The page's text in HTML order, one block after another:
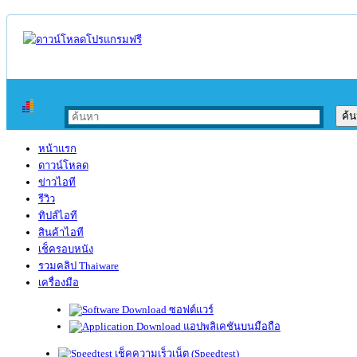
หน้าแรก
ดาวน์โหลด
ข่าวไอที
รีวิว
ทิปส์ไอที
สินค้าไอที
เช็ครอบหนัง
รวมคลิป Thaiware
เครื่องมือ
ซอฟต์แวร์
แอปพลิเคชันบนมือถือ
เช็คความเร็วเน็ต (Speedtest)